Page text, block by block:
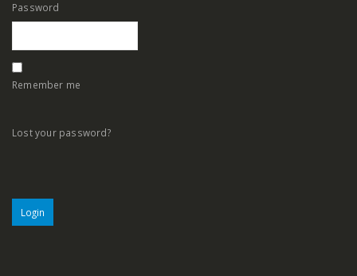
Password
Remember me
Lost your password?